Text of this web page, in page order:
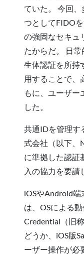
ていた。 今回
つとしてFIDO
の強固なセキュ
たからだ。 日
生体認証を所持
用することで、
もに、ユーザー
した。
共通IDを管理す
式会社（以下、
に準拠した認証
入の協力を要請
iOSやAndroid
は、OSによる
Credential（旧
どうか、iOS版
ーザー操作が必